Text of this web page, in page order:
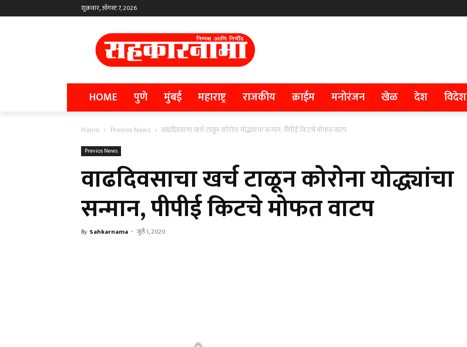
शुक्रवार, ऑगस्ट 7, 2026
HOME पुणे मुंबई महाराष्ट्र राजकीय क्राईम मनोरंजन खेळ देश विदेश
Home Previos News वाढदिवसाचा खर्च टाळून कोरोना योद्ध्यांचा सन्मान, पीपीई किटचे मोफत वाटप
Previos News
वाढदिवसाचा खर्च टाळून कोरोना योद्ध्यांचा
सन्मान, पीपीई किटचे मोफत वाटप
By Sahkarnama - जुलै 1, 2020